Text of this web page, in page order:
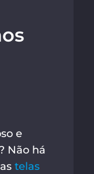
e
Não há
telas